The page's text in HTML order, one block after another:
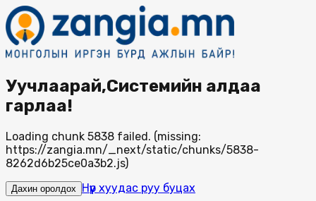
Уучлаарай,Системийн алдаа
гарлаа!
Loading chunk 5838 failed. (missing:
https://zangia.mn/_next/static/chunks/5838-
8262d6b25ce0a3b2.js)
Дахин оролдох Нүүр хуудас руу буцах